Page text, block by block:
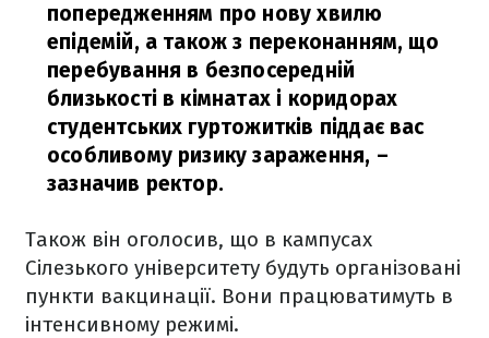
попередженням про нову хвилю
епідемій, а також з переконанням, що
перебування в безпосередній
близькості в кімнатах і коридорах
студентських гуртожитків піддає вас
особливому ризику зараження, –
зазначив ректор.
Також він оголосив, що в кампусах
Сілезького університету будуть організовані
пункти вакцинації. Вони працюватимуть в
інтенсивному режимі.